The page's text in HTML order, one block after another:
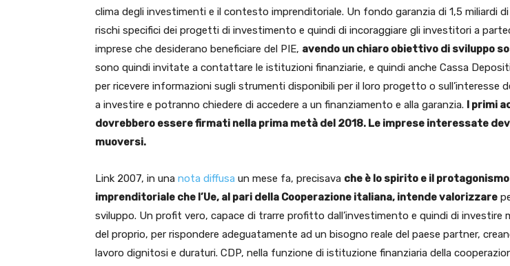
clima degli investimenti e il contesto imprenditoriale. Un fondo garanzia di 1,5 miliardi
rischi specifici dei progetti di investimento e quindi di incoraggiare gli investitori a
imprese che desiderano beneficiare del PIE, avendo un chiaro obiettivo di sviluppo
sono quindi invitate a contattare le istituzioni finanziarie, e quindi anche Cassa
per ricevere informazioni sugli strumenti disponibili per il loro progetto o sull’interesse
a investire e potranno chiedere di accedere a un finanziamento e alla garanzia. I primi
dovrebbero essere firmati nella prima metà del 2018. Le imprese interessate
muoversi.
Link 2007, in una nota diffusa un mese fa, precisava che è lo spirito e il protagonismo
imprenditoriale che l’Ue, al pari della Cooperazione italiana, intende valorizzare
sviluppo. Un profit vero, capace di trarre profitto dall’investimento e quindi di investire
del proprio, per rispondere adeguatamente ad un bisogno reale del paese partner,
lavoro dignitosi e duraturi. CDP, nella funzione di istituzione finanziaria della